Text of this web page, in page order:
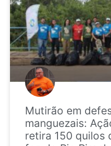
Mutirão em
manguezais:
retira 150 quilos